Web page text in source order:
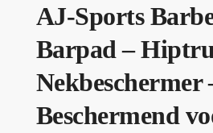
AJ-Sports
Barpad –
Nekbeschermer
Beschermend